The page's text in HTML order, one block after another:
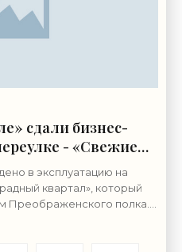
сдали бизнес-
- «Свежие
в эксплуатацию на
квартал», который
Преображенского полка.